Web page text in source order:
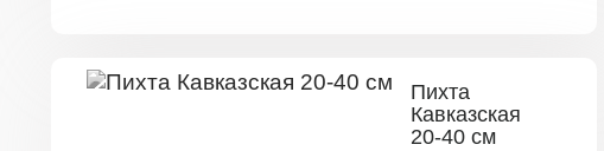
Пихта
Кавказская
20-40 см